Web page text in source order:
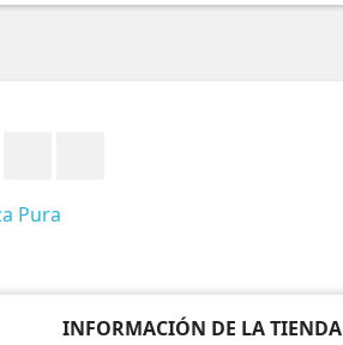
INFORMACIÓN DE LA TIENDA